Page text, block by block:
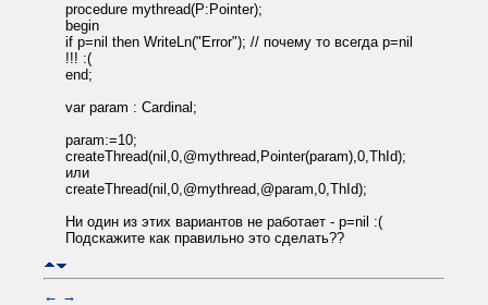
procedure mythread(P:Pointer);
begin
if p=nil then WriteLn("Error"); // почему то всегда p=nil
!!! :(
end;
var param : Cardinal;
param:=10;
createThread(nil,0,@mythread,Pointer(param),0,ThId);
или
createThread(nil,0,@mythread,@param,0,ThId);
Ни один из этих вариантов не работает - p=nil :(
Подскажите как правильно это сделать??
← →